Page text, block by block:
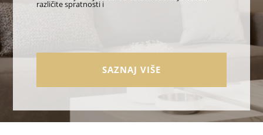
različite spratnosti i
SAZNAJ VIŠE